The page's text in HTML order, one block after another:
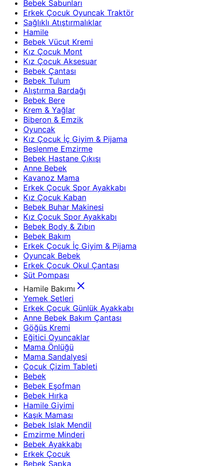
Bebek Sabunları
Erkek Çocuk Oyuncak Traktör
Sağlıklı Atıştırmalıklar
Hamile
Bebek Vücut Kremi
Kız Çocuk Mont
Kız Çocuk Aksesuar
Bebek Çantası
Bebek Tulum
Alıştırma Bardağı
Bebek Bere
Krem & Yağlar
Biberon & Emzik
Oyuncak
Kız Çocuk İç Giyim & Pijama
Beslenme Emzirme
Bebek Hastane Çıkışı
Anne Bebek
Kavanoz Mama
Erkek Çocuk Spor Ayakkabı
Kız Çocuk Kaban
Bebek Buhar Makinesi
Kız Çocuk Spor Ayakkabı
Bebek Body & Zıbın
Bebek Bakım
Erkek Çocuk İç Giyim & Pijama
Oyuncak Bebek
Erkek Çocuk Okul Çantası
Süt Pompası
Hamile Bakımı
Yemek Setleri
Erkek Çocuk Günlük Ayakkabı
Anne Bebek Bakım Çantası
Göğüs Kremi
Eğitici Oyuncaklar
Mama Önlüğü
Mama Sandalyesi
Çocuk Çizim Tableti
Bebek
Bebek Eşofman
Bebek Hırka
Hamile Giyimi
Kaşık Maması
Bebek Islak Mendil
Emzirme Minderi
Bebek Ayakkabı
Erkek Çocuk
Bebek Şapka